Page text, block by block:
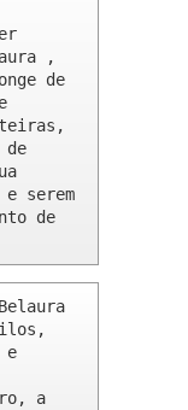
,
de
de
serem
de
e
a